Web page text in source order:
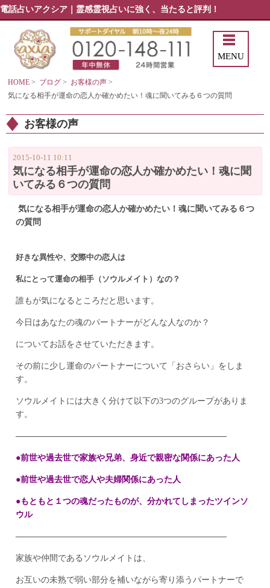
電話占いアクシア｜霊感霊視占いに強く、当たると評判！
MENU
HOME > ブログ > お客様の声 >
気になる相手が運命の恋人か確かめたい！魂に聞いてみる６つの質問
お客様の声
2015-10-11 10:11
気になる相手が運命の恋人か確かめたい！魂に聞
いてみる６つの質問
気になる相手が運命の恋人か確かめたい！魂に聞いてみる６つ
の質問
好きな異性や、 交際中の恋人は
私にとって運命の相手（ソウルメイト）なの？
誰もが気になるところだと思います。
今日はあなたの魂のパートナーがどんな人なのか？
についてお話をさせていただきます。
その前に少し運命のパートナーについて「おさらい」をしま
す。
ソウルメイトには大きく分けて以下の3つのグループがありま
す。
————————————–————————————–
●前世や過去世で家族や兄弟、身近で親密な関係にあった人
●前世や過去世で恋人や夫婦関係にあった人
●もともと１つの魂だったものが、分かれてしまったツインソ
ウル
————————————–————————————–
家族や仲間であるソウルメイトは、
お互いの未熟で弱い部分を補いながら寄り添うパートナーで